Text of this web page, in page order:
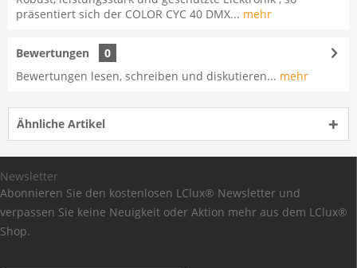
präsentiert sich der COLOR CYC 40 DMX... mehr
Bewertungen
0
Bewertungen lesen, schreiben und diskutieren... mehr
Ähnliche Artikel
Newsletter
Abonnieren Sie den kostenlosen LClux® Newsletter und
verpassen Sie keine Neuigkeit oder Aktion mehr aus dem LClux®
Shop.